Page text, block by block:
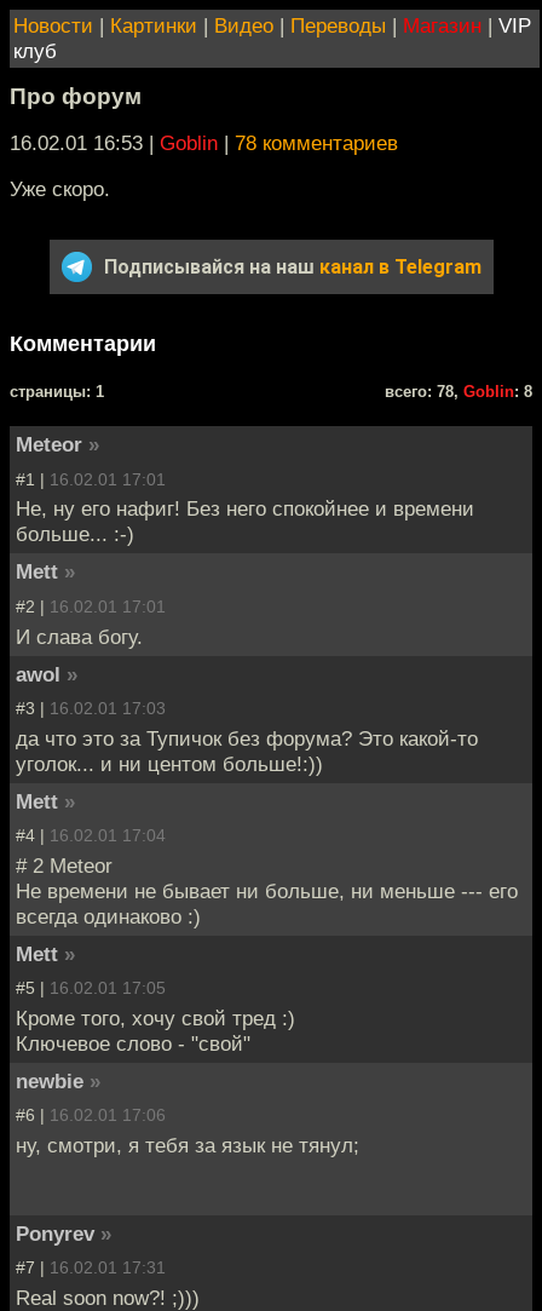
Новости | Картинки | Видео | Переводы | Магазин | VIP
клуб
Про форум
16.02.01 16:53 | Goblin | 78 комментариев
Уже скоро.
Подписывайся на наш канал в Telegram
Комментарии
cтраницы: 1 всего: 78, Goblin: 8
Meteor »
#1 | 16.02.01 17:01
Не, ну его нафиг! Без него спокойнее и времени
больше... :-)
Mett »
#2 | 16.02.01 17:01
И слава богу.
awol »
#3 | 16.02.01 17:03
да что это за Тупичок без форума? Это какой-то
уголок... и ни центом больше!:))
Mett »
#4 | 16.02.01 17:04
# 2 Meteor
Не времени не бывает ни больше, ни меньше --- его
всегда одинаково :)
Mett »
#5 | 16.02.01 17:05
Кроме того, хочу свой тред :)
Ключевое слово - "свой"
newbie »
#6 | 16.02.01 17:06
ну, смотри, я тебя за язык не тянул;
Ponyrev »
#7 | 16.02.01 17:31
Real soon now?! ;)))